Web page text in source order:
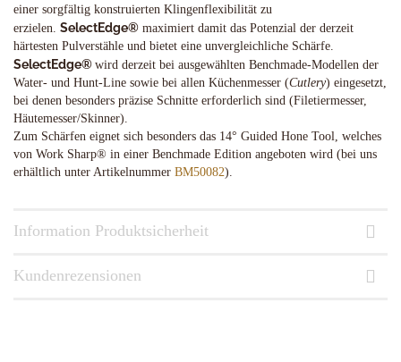
einer sorgfältig konstruierten Klingenflexibilität zu
erzielen. SelectEdge® maximiert damit das Potenzial der derzeit
härtesten Pulverstähle und bietet eine unvergleichliche Schärfe.
SelectEdge® wird derzeit bei ausgewählten Benchmade-Modellen der
Water- und Hunt-Line sowie bei allen Küchenmesser (Cutlery) eingesetzt,
bei denen besonders präzise Schnitte erforderlich sind (Filetiermesser,
Häutemesser/Skinner).
Zum Schärfen eignet sich besonders das 14° Guided Hone Tool, welches
von Work Sharp® in einer Benchmade Edition angeboten wird (bei uns
erhältlich unter Artikelnummer BM50082).
Information Produktsicherheit
Kundenrezensionen